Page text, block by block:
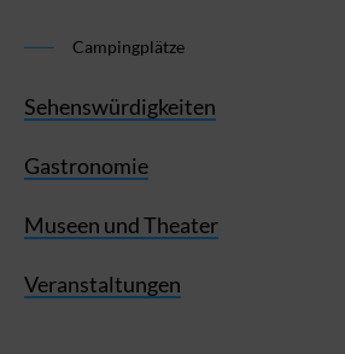
Campingplätze
Sehenswürdigkeiten
Gastronomie
Museen und Theater
Veranstaltungen